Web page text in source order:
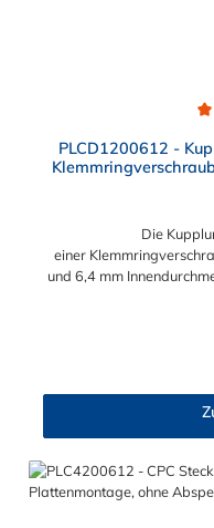
PLCD1200612 -
Die
einer
und 6,4 mm
Innenmaß von ≈ 11,1